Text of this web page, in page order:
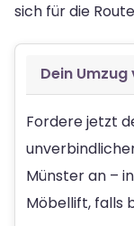
sich für die
Dein
Fordere jetzt
Münster an –
Möbellift, falls